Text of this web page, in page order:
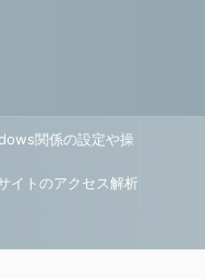
関係の設定や操
作
イトのアクセス解析